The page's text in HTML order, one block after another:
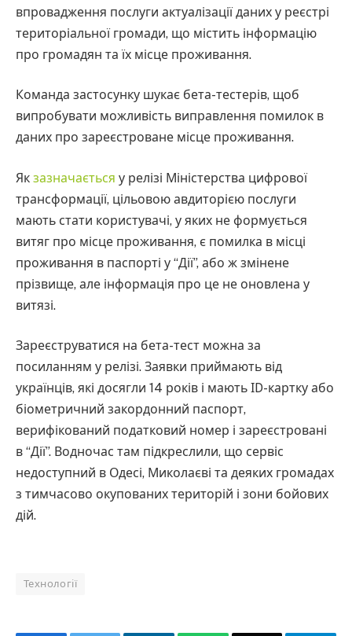
впровадження послуги актуалізації даних у реєстрі
територіальної громади, що містить інформацію
про громадян та їх місце проживання.
Команда застосунку шукає бета-тестерів, щоб
випробувати можливість виправлення помилок в
даних про зареєстроване місце проживання.
Як зазначається у релізі Міністерства цифрової
трансформації, цільовою авдиторією послуги
мають стати користувачі, у яких не формується
витяг про місце проживання, є помилка в місці
проживання в паспорті у “Дії”, або ж змінене
прізвище, але інформація про це не оновлена у
витязі.
Зареєструватися на бета-тест можна за
посиланням у релізі. Заявки приймають від
українців, які досягли 14 років і мають ІD-картку або
біометричний закордонний паспорт,
верифікований податковий номер і зареєстровані
в “Дії”. Водночас там підкреслили, що сервіс
недоступний в Одесі, Миколаєві та деяких громадах
з тимчасово окупованих територій і зони бойових
дій.
Технології